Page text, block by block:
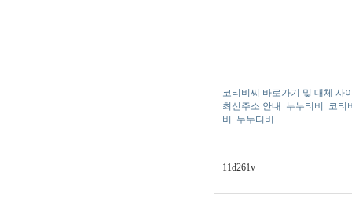
코티비씨 바로가기 및 대체 사
최신주소 안내
누누티비
코티
비
누누티비
11d261v